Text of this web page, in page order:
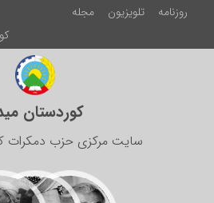
روزنامە تلویزیون
مجلە
کوردستان
سایت مرکزی حزب دمکرات